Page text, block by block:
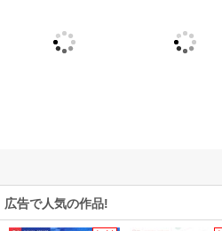
広告で人気の作品!